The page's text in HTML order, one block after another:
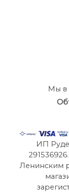
Мы в
ИП
Ленинским